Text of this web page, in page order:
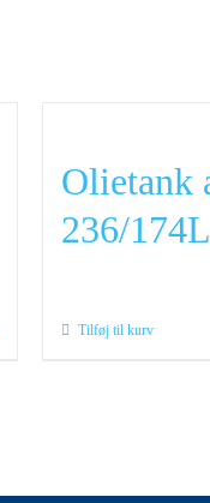
Olietank
236/
Tilføj til kurv